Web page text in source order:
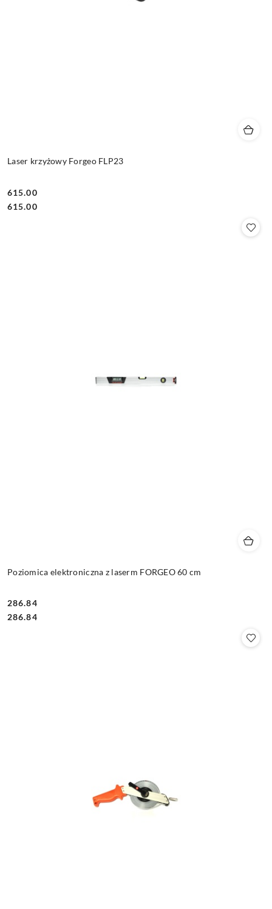
Laser krzyżowy Forgeo FLP23
Cena:
615.00
Cena:
615.00
Poziomica elektroniczna z laserm FORGEO 60 cm
Cena:
286.84
Cena:
286.84